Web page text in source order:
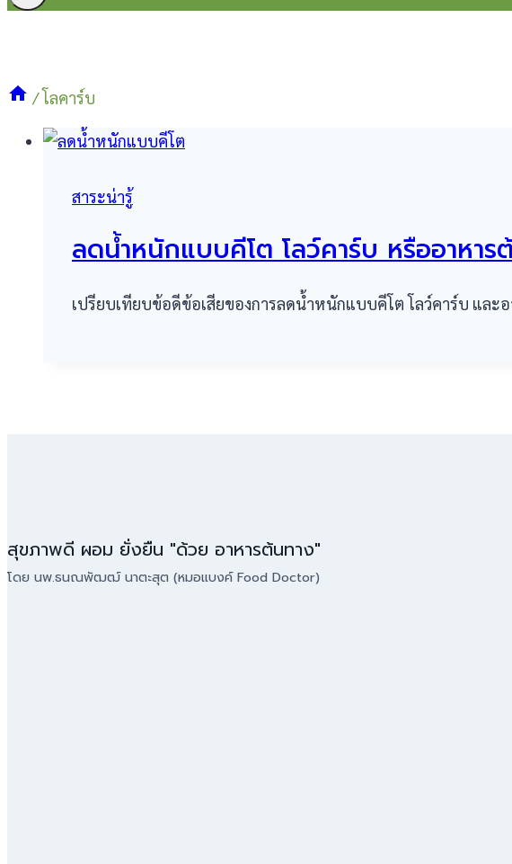
/โลคาร์บ
สาระน่ารู้
ลดน้ำหนักแบบคีโต โลว์คาร์บ หรืออาหา
เปรียบเทียบข้อดีข้อเสียของการลดน้ำหนักแบบคีโต โลว์คาร์บ และ
สุขภาพดี ผอม ยั่งยืน "ด้วย อาหารต้นทาง"
โดย นพ.ธนณพัฒฒ์ นาตะสุต (หมอแบงค์ Food Doctor)